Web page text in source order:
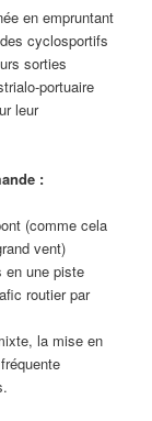
en empruntant
cyclosportifs
sorties
portuaire
leur
:
(comme cela
vent)
une piste
routier par
la mise en